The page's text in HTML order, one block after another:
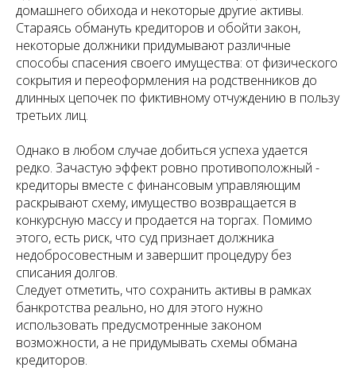
домашнего обихода и некоторые другие активы.
Стараясь обмануть кредиторов и обойти закон,
некоторые должники придумывают различные
способы спасения своего имущества: от физического
сокрытия и переоформления на родственников до
длинных цепочек по фиктивному отчуждению в пользу
третьих лиц.
Однако в любом случае добиться успеха удается
редко. Зачастую эффект ровно противоположный -
кредиторы вместе с финансовым управляющим
раскрывают схему, имущество возвращается в
конкурсную массу и продается на торгах. Помимо
этого, есть риск, что суд признает должника
недобросовестным и завершит процедуру без
списания долгов.
Следует отметить, что сохранить активы в рамках
банкротства реально, но для этого нужно
использовать предусмотренные законом
возможности, а не придумывать схемы обмана
кредиторов.